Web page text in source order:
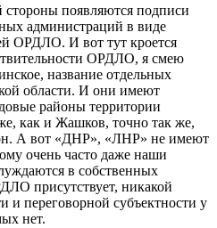
стороны появляются подписи
администраций в виде
ОРДЛО. И вот тут кроется
ОРДЛО, я смею
название отдельных
области. И они имеют
районы территории
как и Жашков, точно так же,
А вот «ДНР», «ЛНР» не имеют
очень часто даже наши
в собственных
присутствует, никакой
и переговорной субъектности у
нет.